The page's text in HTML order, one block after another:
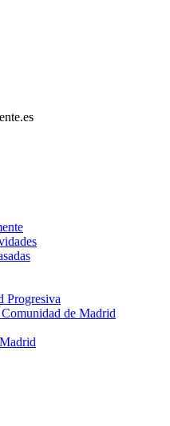
Progresiva
de Madrid